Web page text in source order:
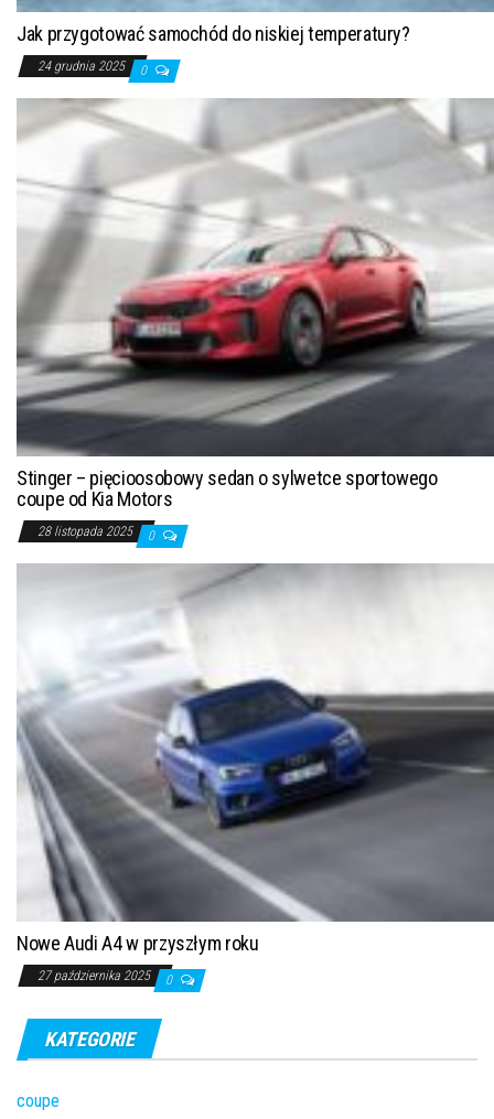
Jak przygotować samochód do niskiej temperatury?
24 grudnia 2025 0
Stinger – pięcioosobowy sedan o sylwetce sportowego
coupe od Kia Motors
28 listopada 2025 0
Nowe Audi A4 w przyszłym roku
27 października 2025 0
KATEGORIE
coupe